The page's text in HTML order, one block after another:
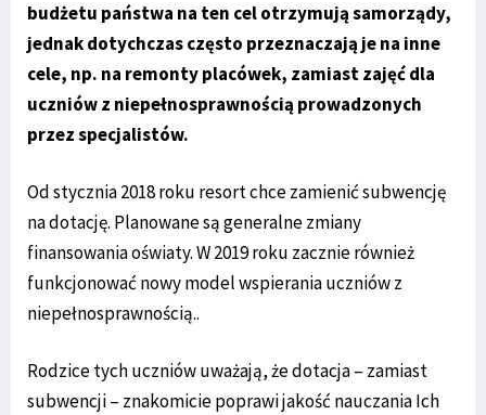
budżetu państwa na ten cel otrzymują samorządy,
jednak dotychczas często przeznaczają je na inne
cele, np. na remonty placówek, zamiast zajęć dla
uczniów z niepełnosprawnością prowadzonych
przez specjalistów.
Od stycznia 2018 roku resort chce zamienić subwencję
na dotację. Planowane są generalne zmiany
finansowania oświaty. W 2019 roku zacznie również
funkcjonować nowy model wspierania uczniów z
niepełnosprawnością..
Rodzice tych uczniów uważają, że dotacja – zamiast
subwencji – znakomicie poprawi jakość nauczania Ich